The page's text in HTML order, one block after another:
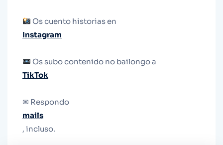
Os cuento historias en
Instagram
Os subo contenido no bailongo a
TikTok
✉ Respondo
mails
, incluso.